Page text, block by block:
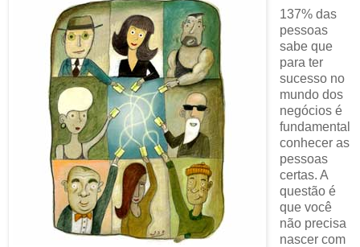
137% das
pessoas
sabe que
para ter
sucesso no
mundo dos
negócios é
fundamental
conhecer as
pessoas
certas. A
questão é
que você
não precisa
nascer com